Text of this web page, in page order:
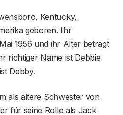
Kentucky,
geboren. Ihr
1956 und ihr Alter beträgt
richtiger Name ist Debbie
Debby.
als ältere Schwester von
für seine Rolle als Jack